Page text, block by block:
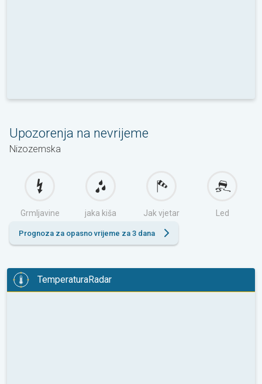
Upozorenja na nevrijeme
Nizozemska
Grmljavine jaka kiša Jak vjetar Led
Prognoza za opasno vrijeme za 3 dana
TemperaturaRadar